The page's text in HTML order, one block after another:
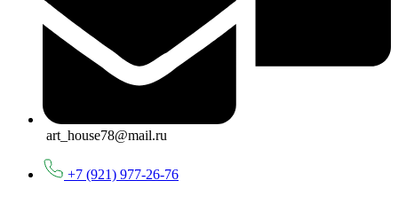
art_house78@mail.ru
+7 (921) 977-26-76